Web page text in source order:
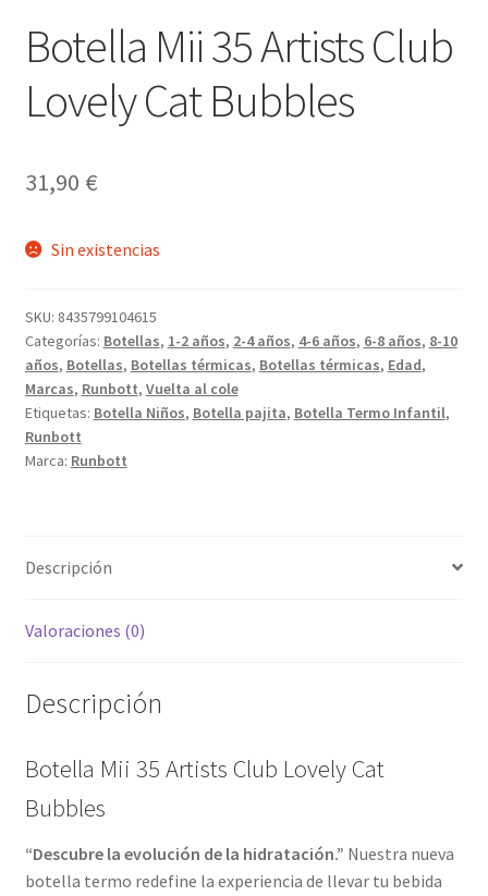
Botella Mii 35 Artists Club
Lovely Cat Bubbles
31,90 €
Sin existencias
SKU: 8435799104615
Categorías: Botellas, 1-2 años, 2-4 años, 4-6 años, 6-8 años, 8-10
años, Botellas, Botellas térmicas, Botellas térmicas, Edad,
Marcas, Runbott, Vuelta al cole
Etiquetas: Botella Niños, Botella pajita, Botella Termo Infantil,
Runbott
Marca: Runbott
Descripción
Valoraciones (0)
Descripción
Botella Mii 35 Artists Club Lovely Cat
Bubbles
“Descubre la evolución de la hidratación.” Nuestra nueva
botella termo redefine la experiencia de llevar tu bebida